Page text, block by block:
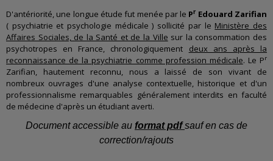
D'antériorité, une longue étude fut menée par le Pr Edouard Zarifian
( psychiatrie et psychologie médicale ) sollicité par le Ministère des
Affaires Sociales, de la Santé et de la Ville sur la consommation des
psychotropes en France, chronologiquement deux ans après la
reconnaissance de la psychiatrie comme profession médicale. Le Pr
Zarifian, hautement reconnu, nous a laissé de son vivant de
nombreux ouvrages d'une analyse contextuelle, historique et d'un
professionnalisme remarquables généralement interdits en faculté
de médecine d'après un étudiant averti.
Document accessible au format pdf sauf en cas de
correction/rajouts